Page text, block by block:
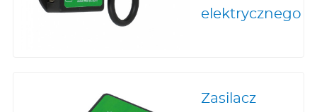
elektrycznego
Zasilacz